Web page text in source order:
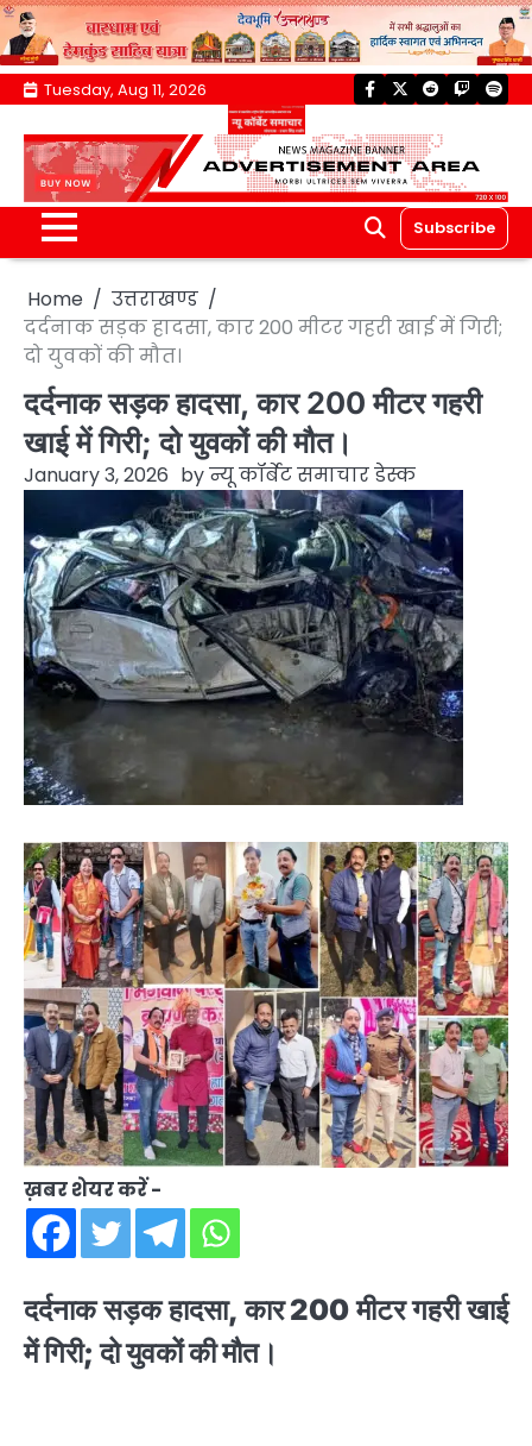
Skip
content
Tuesday, Aug 11, 2026 facebook
twitterreddittwitch
Subscribe
Home
उत्तराखण्ड
दर्दनाक सड़क हादसा, कार 200 मीटर गहरी खाई में गिरी;
दो युवकों की मौत।
दर्दनाक सड़क हादसा, कार 200 मीटर गहरी
खाई में गिरी; दो युवकों की मौत।
January 3, 2026 byन्यू कॉर्बेट समाचार डेस्क
ख़बर शेयर करें -
दर्दनाक सड़क हादसा, कार 200 मीटर गहरी खाई
में गिरी; दो युवकों की मौत।